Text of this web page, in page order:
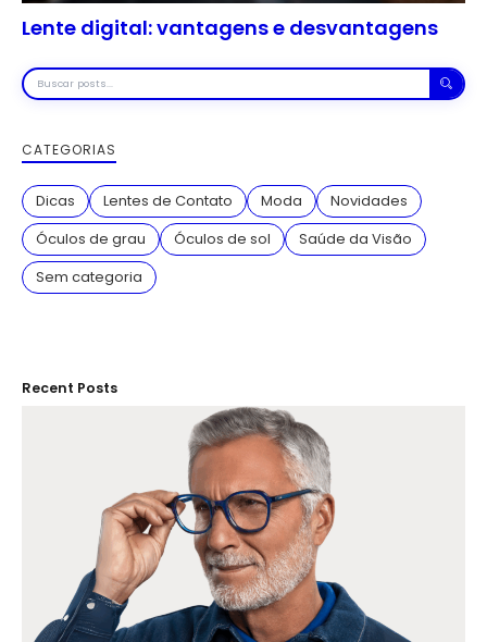
Lente digital: vantagens e desvantagens
Buscar
posts
CATEGORIAS
Dicas Lentes de Contato Moda
Novidades
Óculos de grau
Óculos de sol
Saúde da Visão
Sem categoria
Recent Posts